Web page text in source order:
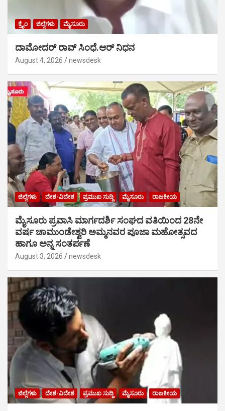
ಕ್ರೈಂ ಜಿಲ್ಲೆಗಳು ಮೈಸೂರು
ದಾಮೋದರ್ ರಾವ್ ಸಿಂಧೆ.ಆರ್ ನಿಧನ
August 4, 2026 newsdesk
ಜಿಲ್ಲೆಗಳು ದೇಶ-ವಿದೇಶ ಪ್ರಮುಖ ಸುದ್ದಿ ಮೈಸೂರು ರಾಜಕೀಯ
ಮೈಸೂರು ಪ್ರವಾಸಿ ಮಾರ್ಗದರ್ಶಿ ಸಂಘದ ವತಿಯಿಂದ 28ನೇ
ವರ್ಷ ಚಾಮುಂಡೇಶ್ವರಿ ಅಮ್ಮನವರ ಪೂಜಾ ಮಹೋತ್ಸವದ
ಹಾಗೂ ಅನ್ನ ಸಂತರ್ಪಣೆ
August 3, 2026 newsdesk
ಜಿಲ್ಲೆಗಳು ದೇಶ-ವಿದೇಶ ಪ್ರಮುಖ ಸುದ್ದಿ ಮೈಸೂರು ರಾಜಕೀಯ